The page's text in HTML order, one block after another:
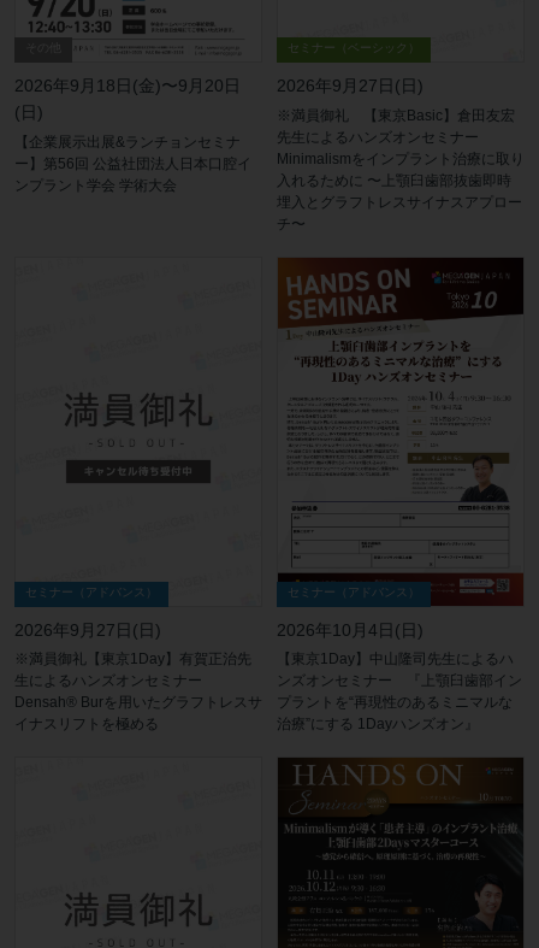
2026年9月18日(金)〜9月20日
(日)
【企業展示出展&ランチョンセミナ
ー】第56回 公益社団法人日本口腔イ
ンプラント学会 学術大会
セミナー（ベーシック）
2026年9月27日(日)
※満員御礼 【東京Basic】倉田友宏
先生によるハンズオンセミナー
Minimalismをインプラント治療に取り
入れるために 〜上顎臼歯部抜歯即時
埋入とグラフトレスサイナスアプロー
チ〜
セミナー（アドバンス）
2026年9月27日(日)
※満員御礼【東京1Day】有賀正治先
生によるハンズオンセミナー
Densah® Burを用いたグラフトレスサ
イナスリフトを極める
セミナー（アドバンス）
2026年10月4日(日)
【東京1Day】中山隆司先生によるハ
ンズオンセミナー 『上顎臼歯部イン
プラントを“再現性のあるミニマルな
治療”にする 1Dayハンズオン』